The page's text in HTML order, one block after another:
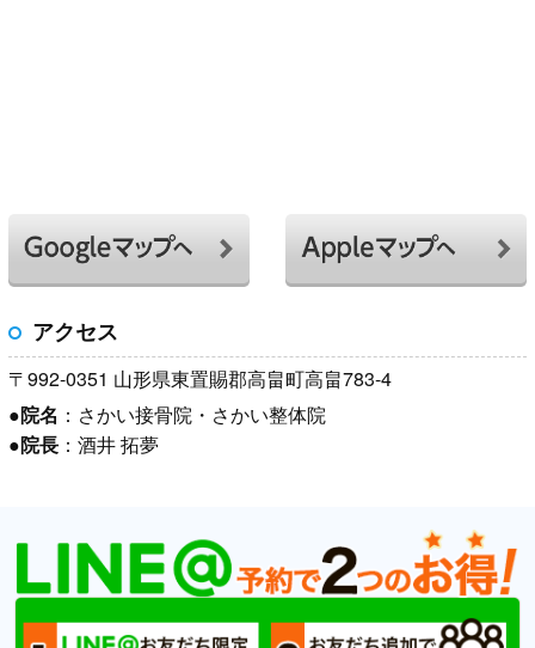
アクセス
〒992-0351 山形県東置賜郡高畠町高畠783-4
●院名 ：さかい接骨院・さかい整体院
●院長：酒井 拓夢